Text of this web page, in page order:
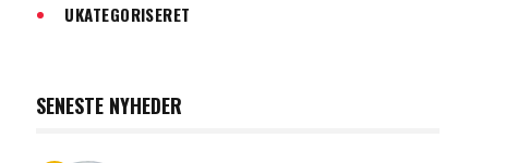
UKATEGORISERET
SENESTE NYHEDER